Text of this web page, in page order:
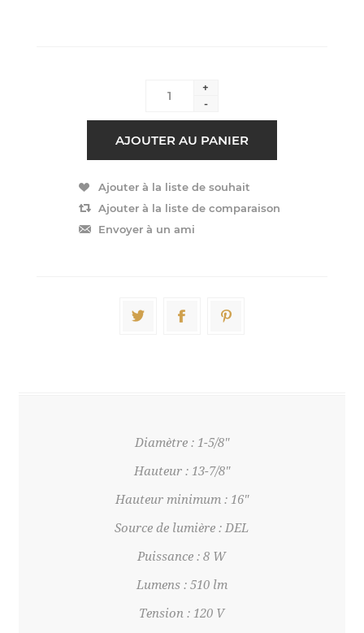
+
-
Diamètre : 1-5/8"
Hauteur : 13-7/8"
Hauteur minimum : 16"
Source de lumière : DEL
Puissance : 8 W
Lumens : 510 lm
Tension : 120 V